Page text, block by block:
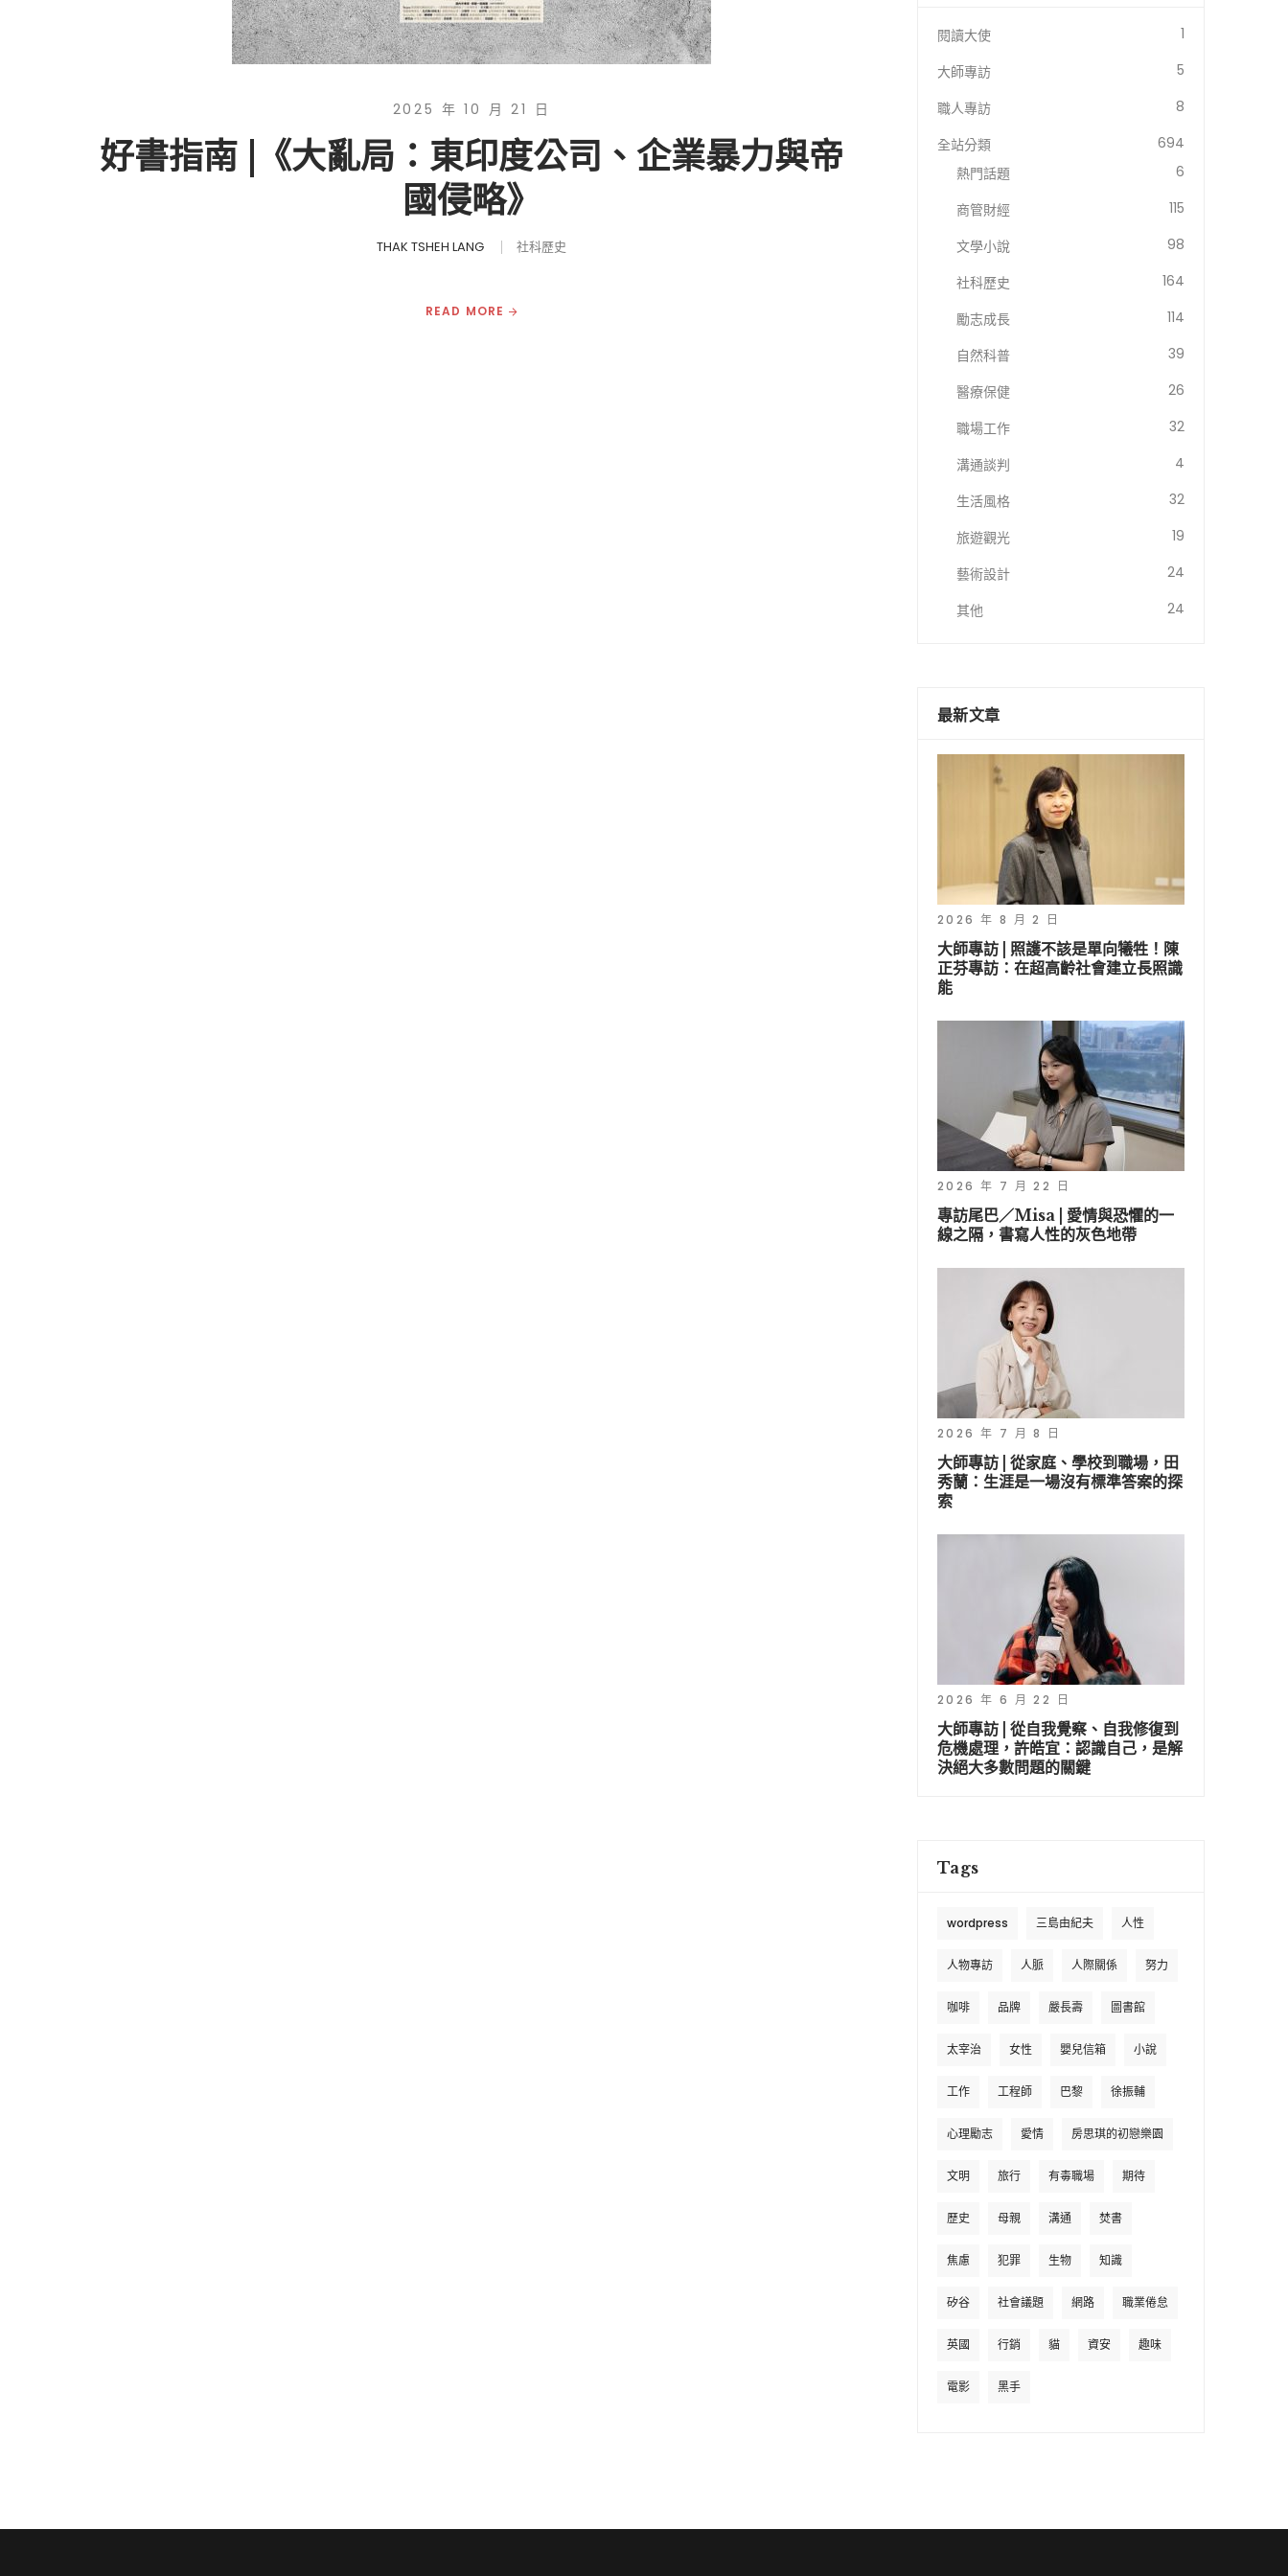
2025 年 10 月 21 日
好書指南 |《大亂局：東印度公司、企業暴力與帝
國侵略》
THAK TSHEH LANG 社科歷史
READ MORE
閱讀大使
1
大師專訪
5
職人專訪
8
全站分類
694
熱門話題
6
商管財經
115
文學小說
98
社科歷史
164
勵志成長
114
自然科普
39
醫療保健
26
職場工作
32
溝通談判
4
生活風格
32
旅遊觀光
19
藝術設計
24
其他
24
最新文章
2026 年 8 月 2 日
大師專訪 | 照護不該是單向犧牲！陳
正芬專訪：在超高齡社會建立長照識
能
2026 年 7 月 22 日
專訪尾巴／Misa | 愛情與恐懼的一
線之隔，書寫人性的灰色地帶
2026 年 7 月 8 日
大師專訪 | 從家庭、學校到職場，田
秀蘭：生涯是一場沒有標準答案的探
索
2026 年 6 月 22 日
大師專訪 | 從自我覺察、自我修復到
危機處理，許皓宜：認識自己，是解
決絕大多數問題的關鍵
Tags
wordpress 三島由紀夫 人性
人物專訪 人脈 人際關係 努力
咖啡 品牌 嚴長壽 圖書館
太宰治 女性 嬰兒信箱 小說
工作 工程師 巴黎 徐振輔
心理勵志 愛情 房思琪的初戀樂園
文明 旅行 有毒職場 期待
歷史 母親 溝通 焚書
焦慮 犯罪 生物 知識
矽谷 社會議題 網路 職業倦怠
英國 行銷 貓 資安 趣味
電影 黑手